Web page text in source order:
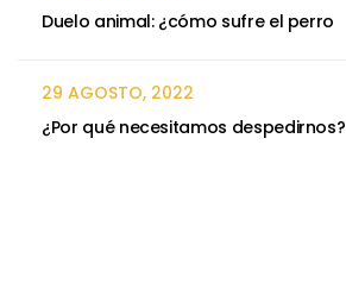
Duelo animal: ¿cómo sufre el perro
29 AGOSTO, 2022
¿Por qué necesitamos despedirnos?